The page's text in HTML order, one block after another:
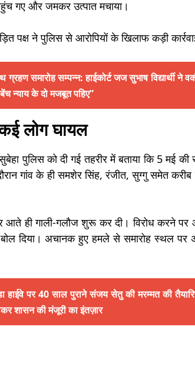
गए और जमकर उत्पात मचाया।
पक्ष ने पुलिस से आरोपियों के खिलाफ कड़ी
समारोह सम्पन्न: हाईकोर्ट जज सुभाष विद्यार्थी ने
न्याय के दो मजबूत पहिए”
लोग घायल
पुलिस को दी गई तहरीर में बताया कि 5 मई
गांव के ही समशेर सिंह, रंजीत, सुग्गु समेत
ही गाली-गलौज शुरू कर दी। विरोध करने पर
दिया। अचानक हुए हमले से समारोह स्थल
पर 40 साल पुराने संजय सेतु की मरम्मत की
शासन की मंजूरी का इंतज़ार